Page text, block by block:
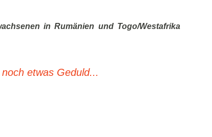
in Rumänien und Togo/Westafrika
etwas Geduld...